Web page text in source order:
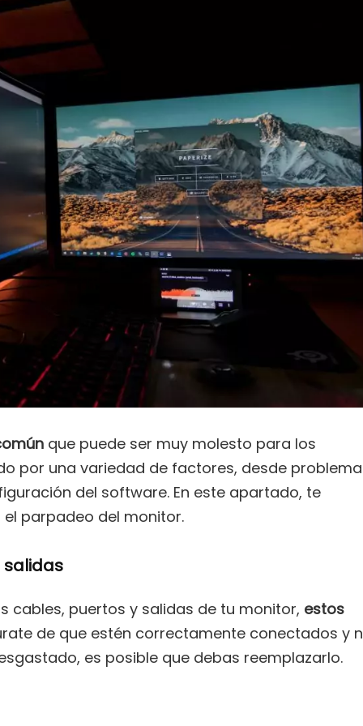
que puede ser muy molesto para los
por una variedad de factores, desde
del software. En este apartado, te
parpadeo del monitor.
salidas
cables, puertos y salidas de tu monitor, estos
de que estén correctamente conectados y
es posible que debas reemplazarlo.